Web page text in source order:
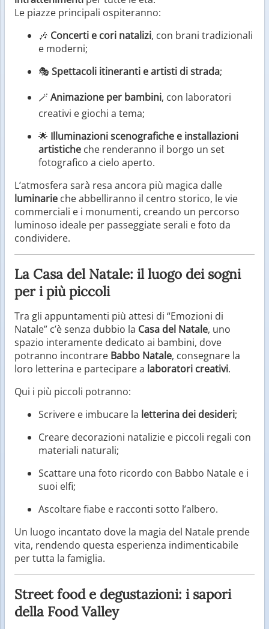
Le piazze principali ospiteranno:
🎶 Concerti e cori natalizi, con brani tradizionali
e moderni;
🎭Spettacoli itineranti e artisti di strada;
🪄 Animazione per bambini, con laboratori
creativi e giochi a tema;
🌟 Illuminazioni scenografiche e installazioni
artistiche che renderanno il borgo un set
fotografico a cielo aperto.
L’atmosfera sarà resa ancora più magica dalle
luminarie che abbelliranno il centro storico, le vie
commerciali e i monumenti, creando un percorso
luminoso ideale per passeggiate serali e foto da
condividere.
La Casa del Natale: il luogo dei sogni
per i più piccoli
Tra gli appuntamenti più attesi di “Emozioni di
Natale” c’è senza dubbio la Casa del Natale, uno
spazio interamente dedicato ai bambini, dove
potranno incontrare Babbo Natale, consegnare la
loro letterina e partecipare a laboratori creativi.
Qui i più piccoli potranno:
Scrivere e imbucare la letterina dei desideri;
Creare decorazioni natalizie e piccoli regali con
materiali naturali;
Scattare una foto ricordo con Babbo Natale e i
suoi elfi;
Ascoltare fiabe e racconti sotto l’albero.
Un luogo incantato dove la magia del Natale prende
vita, rendendo questa esperienza indimenticabile
per tutta la famiglia.
Street food e degustazioni: i sapori
della Food Valley